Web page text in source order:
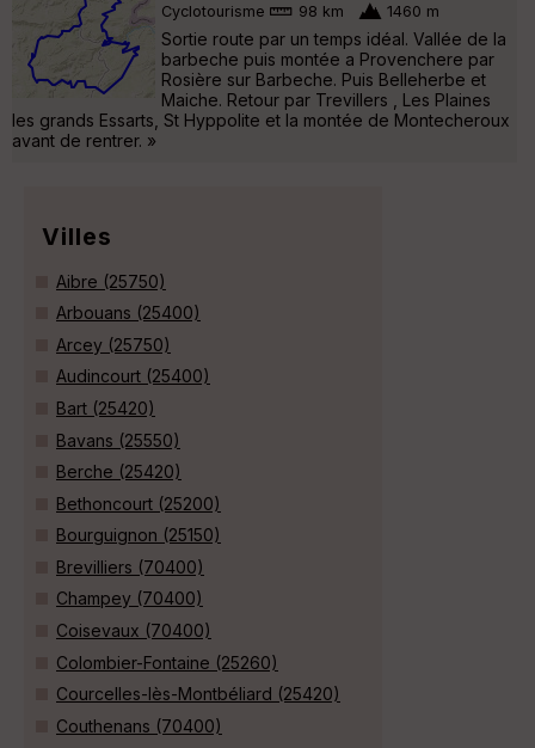
Cyclotourisme 98 km 1460 m
Sortie route par un temps idéal. Vallée de la
barbeche puis montée a Provenchere par
Rosière sur Barbeche. Puis Belleherbe et
Maiche. Retour par Trevillers , Les Plaines
les grands Essarts, St Hyppolite et la montée de Montecheroux
avant de rentrer. »
Villes
Aibre (25750)
Arbouans (25400)
Arcey (25750)
Audincourt (25400)
Bart (25420)
Bavans (25550)
Berche (25420)
Bethoncourt (25200)
Bourguignon (25150)
Brevilliers (70400)
Champey (70400)
Coisevaux (70400)
Colombier-Fontaine (25260)
Courcelles-lès-Montbéliard (25420)
Couthenans (70400)